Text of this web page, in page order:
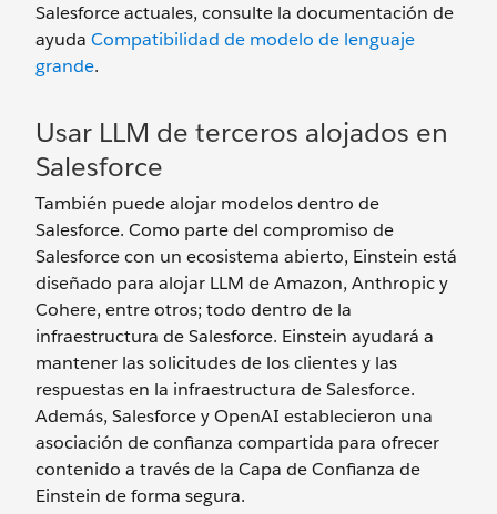
Salesforce actuales, consulte la documentación de
ayuda Compatibilidad de modelo de lenguaje
grande.
Usar LLM de terceros alojados en
Salesforce
También puede alojar modelos dentro de
Salesforce. Como parte del compromiso de
Salesforce con un ecosistema abierto, Einstein está
diseñado para alojar LLM de Amazon, Anthropic y
Cohere, entre otros; todo dentro de la
infraestructura de Salesforce. Einstein ayudará a
mantener las solicitudes de los clientes y las
respuestas en la infraestructura de Salesforce.
Además, Salesforce y OpenAI establecieron una
asociación de confianza compartida para ofrecer
contenido a través de la Capa de Confianza de
Einstein de forma segura.